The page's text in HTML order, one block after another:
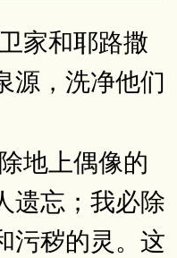
家和耶路撒
源，洗净他们
地上偶像的
遗忘；我必除
污秽的灵。这